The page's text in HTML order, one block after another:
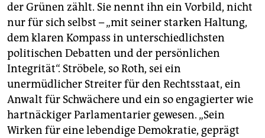
der Grünen zählt. Sie nennt ihn ein Vorbild, nicht
nur für sich selbst – „mit seiner starken Haltung,
dem klaren Kompass in unterschiedlichsten
politischen Debatten und der persönlichen
Integrität“. Ströbele, so Roth, sei ein
unermüdlicher Streiter für den Rechtsstaat, ein
Anwalt für Schwächere und ein so engagierter wie
hartnäckiger Parlamentarier gewesen. „Sein
Wirken für eine lebendige Demokratie, geprägt